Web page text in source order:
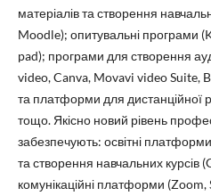
матеріалів та створення
Moodle); опитувальні програми
pad); програми для створення
video, Canva, Movavi video Suite,
та платформи для дистанційної
тощо. Якісно новий рівень
забезпечують: освітні
та створення навчальних курсів
комунікаційні платформи